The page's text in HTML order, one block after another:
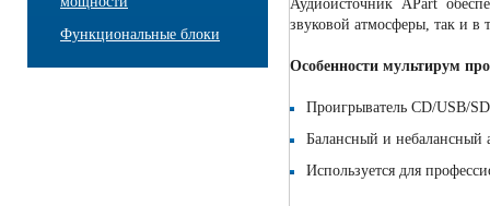
Функциональные блоки
Аудиоисточник APart
звуковой атмосферы, так и в
Особенности мультирум
Проигрыватель CD/USB/SD
Балансный и небалансный
Используется для